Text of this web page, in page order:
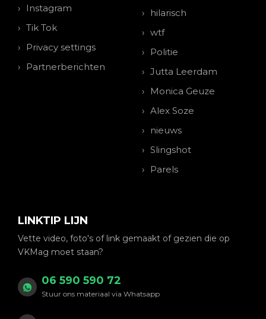
Instagram
Tik Tok
Privacy settings
Partnerberichten
hilarisch
wtf
Politie
Jutta Leerdam
Monica Geuze
Alex Soze
nieuws
Slingshot
Parels
LINKTIP LIJN
Vette video, foto's of link gemaakt of gezien die op
VKMag moet staan?
06 590 590 72
Stuur ons materiaal via Whatsapp